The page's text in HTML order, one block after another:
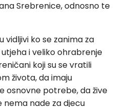
Srebrenice, odnosno te
vidljivi ko se zanima za
i veliko ohrabrenje
koji su se vratili
života, da imaju
osnovne potrebe, da žive
nema nade za djecu